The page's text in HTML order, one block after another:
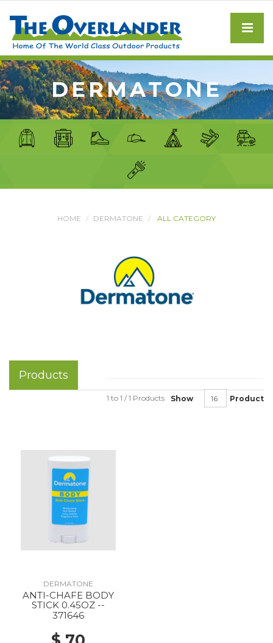
DERMATONE
HOME DERMATONE ALL CATEGORY
Products
Show Product
1 to 1 / 1 Products
DERMATONE
ANTI-CHAFE BODY
STICK 0.45OZ --
371646